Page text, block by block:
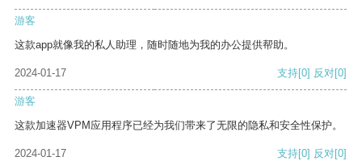
游客
这款app就像我的私人助理，随时随地为我的办公提供帮助。
2024-01-17 支持[0] 反对[0]
游客
这款加速器VPM应用程序已经为我们带来了无限的隐私和安全性保护。
2024-01-17 支持[0] 反对[0]